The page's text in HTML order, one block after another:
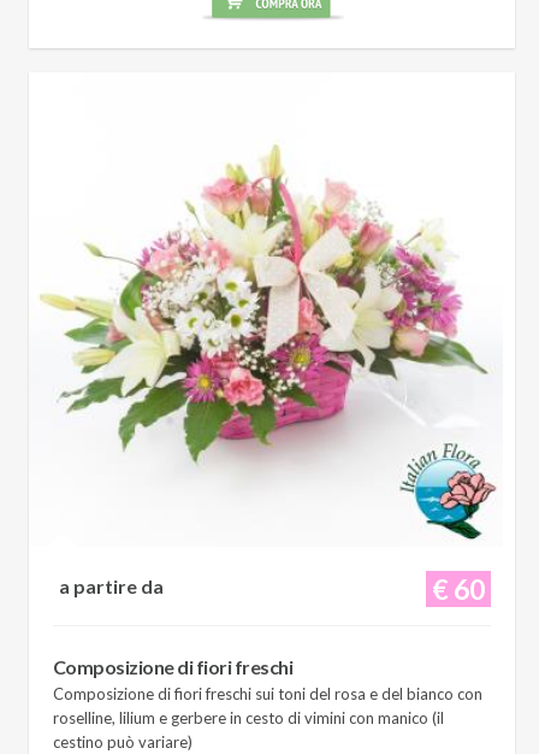
€ 60
a partire da
Composizione di fiori freschi
Composizione di fiori freschi sui toni del rosa e del bianco con
roselline, lilium e gerbere in cesto di vimini con manico (il
cestino può variare)